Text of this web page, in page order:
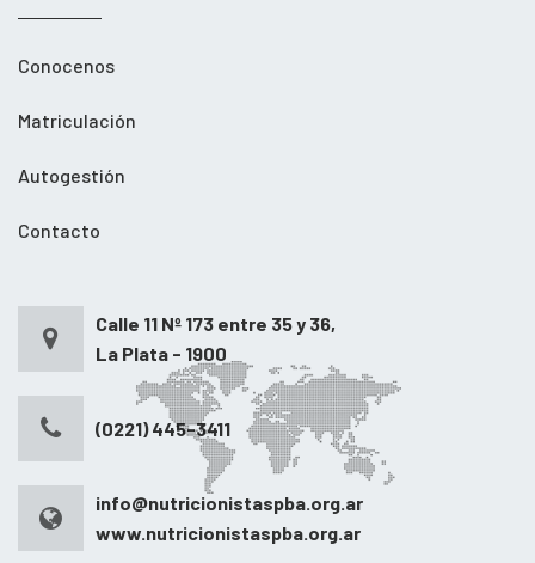
Conocenos
Matriculación
Autogestión
Contacto
Calle 11 Nº 173 entre 35 y 36,
La Plata - 1900
(0221) 445-3411
info@nutricionistaspba.org.ar
www.nutricionistaspba.org.ar